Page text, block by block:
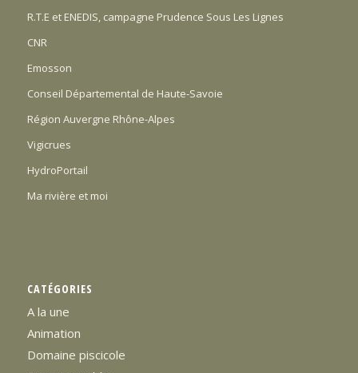
R.T.E et ENEDIS, campagne Prudence Sous Les Lignes
CNR
Emosson
Conseil Départemental de Haute-Savoie
Région Auvergne Rhône-Alpes
Vigicrues
HydroPortail
Ma rivière et moi
CATÉGORIES
A la une
Animation
Domaine piscicole